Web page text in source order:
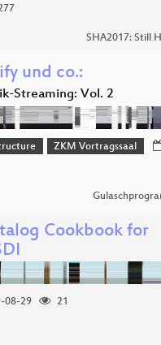
SHA2017: Still
und co.:
Streaming: Vol. 2
ZKM Vortragssaal
Cookbook for
08-29
21